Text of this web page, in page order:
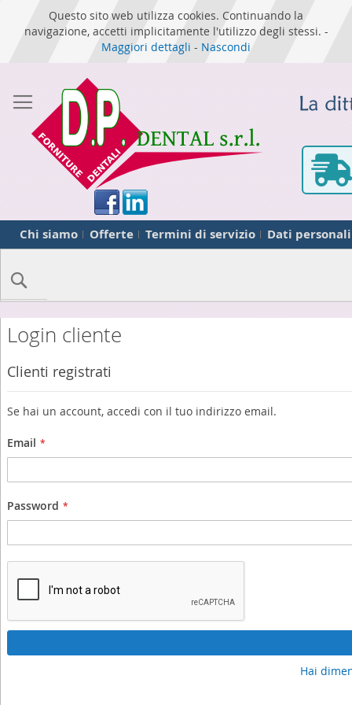
Questo sito web utilizza cookies. Continuando la
navigazione, accetti implicitamente l'utilizzo degli stessi. -
Maggiori dettagli - Nascondi
Chi siamo Offerte Termini di servizio Dati personali
Login cliente
Clienti registrati
Se hai un account, accedi con il tuo indirizzo email.
Email
Password
Hai